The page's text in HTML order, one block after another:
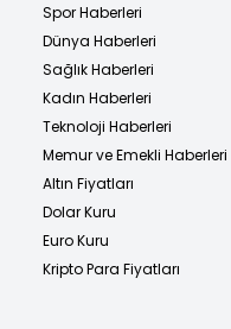
Spor Haberleri
Dünya Haberleri
Sağlık Haberleri
Kadın Haberleri
Teknoloji Haberleri
Memur ve Emekli Haberleri
Altın Fiyatları
Dolar Kuru
Euro Kuru
Kripto Para Fiyatları